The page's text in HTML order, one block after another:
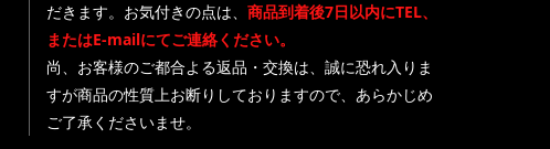
だきます。お気付きの点は、 商品到着後7日以内にTEL、
またはE-mailにてご連絡ください。
尚、お客様のご都合よる返品・交換は、誠に恐れ入りま
すが商品の性質上お断りしておりますので、あらかじめ
ご了承くださいませ。